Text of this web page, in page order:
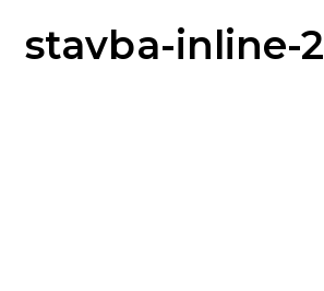
stavba-inline-2